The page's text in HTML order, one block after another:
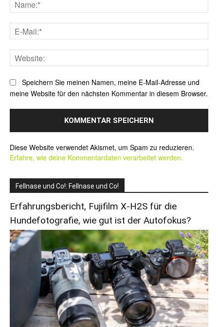
Speichern Sie meinen Namen, meine E-Mail-Adresse und
meine Website für den nächsten Kommentar in diesem Browser.
Diese Website verwendet Akismet, um Spam zu reduzieren.
Erfahre, wie deine Kommentardaten verarbeitet werden.
Fellnase und Co!: Fellnase und Co!
Erfahrungsbericht, Fujifilm X-H2S für die
Hundefotografie, wie gut ist der Autofokus?